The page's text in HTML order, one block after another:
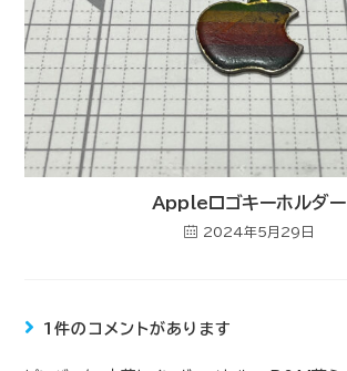
Appleロゴキーホルダー
2024年5月29日
1件のコメントがあります